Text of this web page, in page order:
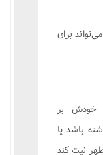
برای
خودش بر
باشد یا
ظهر نیت کند